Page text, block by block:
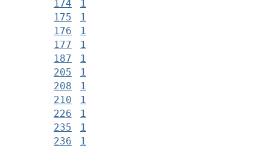
174
1
175
1
176
1
177
1
187
1
205
1
208
1
210
1
226
1
235
1
236
1